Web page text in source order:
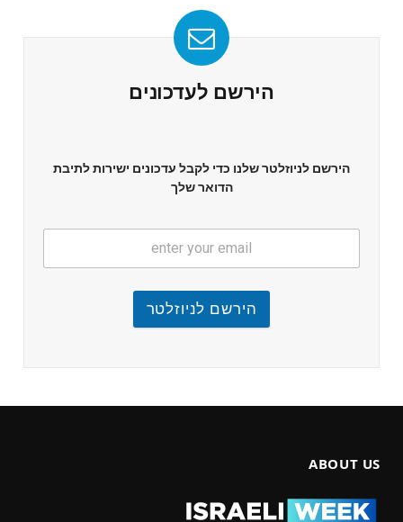
הירשם לעדכונים
הירשם לניוזלטר שלנו כדי לקבל עדכונים ישירות לתיבת
הדואר שלך
הירשם לניוזלטר
ABOUT US